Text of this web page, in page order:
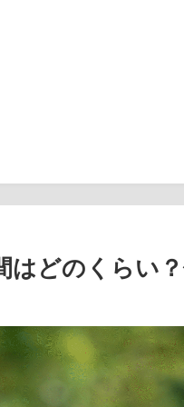
はどのくらい